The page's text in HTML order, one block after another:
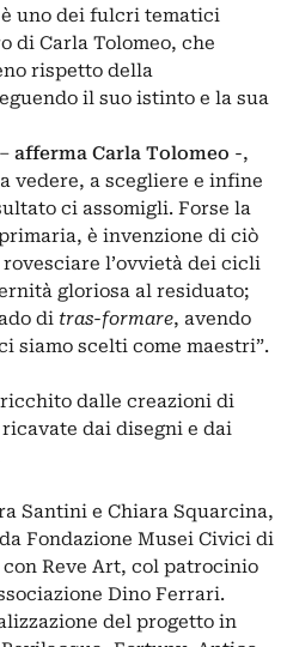
uno dei fulcri tematici
di Carla Tolomeo, che
rispetto della
il suo istinto e la sua
afferma Carla Tolomeo -,
vedere, a scegliere e infine
ci assomigli. Forse la
è invenzione di ciò
l’ovvietà dei cicli
gloriosa al residuato;
di tras-formare, avendo
siamo scelti come maestri”.
dalle creazioni di
dai disegni e dai
Santini e Chiara Squarcina,
Fondazione Musei Civici di
Reve Art, col patrocinio
Dino Ferrari.
del progetto in